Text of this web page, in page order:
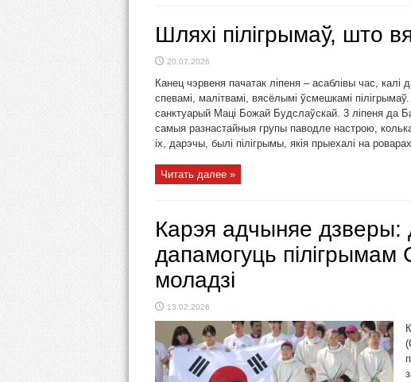
Шляхі пілігрымаў, што
20.07.2026
Канец чэрвеня пачатак ліпеня – асаблівы час,
спевамі, малітвамі, вясёлымі ўсмешкамі
санктуарый Маці Божай Будслаўскай. 3 ліпеня да
самыя разнастайныя групы паводле настрою,
іх, дарэчы, былі пілігрымы, якія прыехалі на
Читать далее »
Карэя адчыняе
дапамогуць пілігрымам
моладзі
13.02.2026